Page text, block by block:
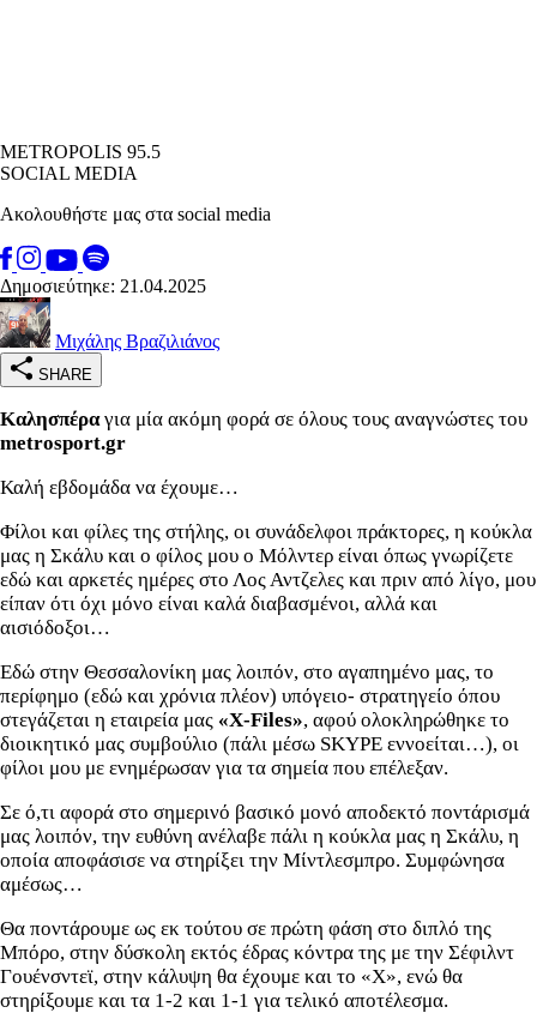
METROPOLIS 95.5
SOCIAL MEDIA
Ακολουθήστε μας στα social media
Δημοσιεύτηκε: 21.04.2025
Μιχάλης Βραζιλιάνος
SHARE
Καλησπέραγια μία ακόμη φορά σε όλους τους αναγνώστες του
metrosport.gr
Καλή εβδομάδα να έχουμε…
Φίλοι και φίλες της στήλης, οι συνάδελφοι πράκτορες, η κούκλα
μας η Σκάλυ και ο φίλος μου ο Μόλντερ είναι όπως γνωρίζετε
εδώ και αρκετές ημέρες στο Λος Αντζελες και πριν από λίγο, μου
είπαν ότι όχι μόνο είναι καλά διαβασμένοι, αλλά και
αισιόδοξοι…
Εδώ στην Θεσσαλονίκη μας λοιπόν, στο αγαπημένο μας, το
περίφημο (εδώ και χρόνια πλέον) υπόγειο- στρατηγείο όπου
στεγάζεται η εταιρεία μας «X-Files», αφού ολοκληρώθηκε το
διοικητικό μας συμβούλιο (πάλι μέσω SKYPE εννοείται…), οι
φίλοι μου με ενημέρωσαν για τα σημεία που επέλεξαν.
Σε ό,τι αφορά στο σημερινό βασικό μονό αποδεκτό ποντάρισμά
μας λοιπόν, την ευθύνη ανέλαβε πάλι η κούκλα μας η Σκάλυ, η
οποία αποφάσισε να στηρίξει την Μίντλεσμπρο. Συμφώνησα
αμέσως…
Θα ποντάρουμε ως εκ τούτου σε πρώτη φάση στο διπλό της
Μπόρο, στην δύσκολη εκτός έδρας κόντρα της με την Σέφιλντ
Γουένσντεϊ, στην κάλυψη θα έχουμε και το «Χ», ενώ θα
στηρίξουμε και τα 1-2 και 1-1 για τελικό αποτέλεσμα.